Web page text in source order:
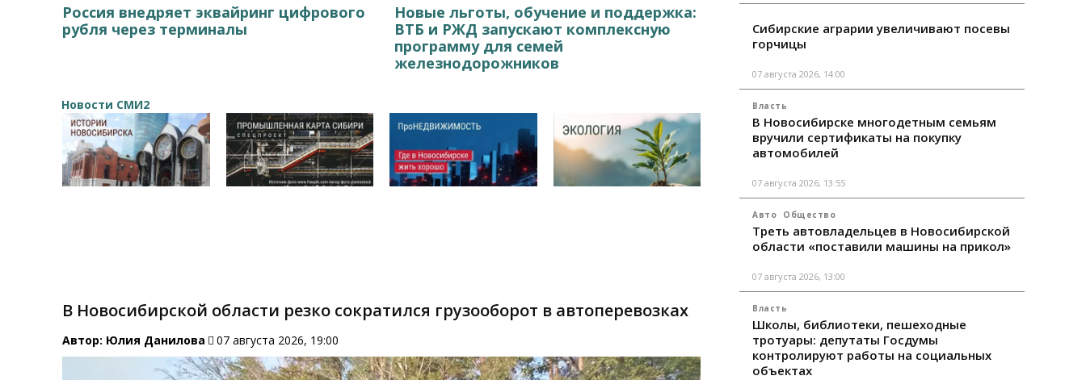
Россия внедряет эквайринг цифрового
рубля через терминалы
Новые льготы, обучение и поддержка:
ВТБ и РЖД запускают комплексную
программу для семей
железнодорожников
Новости СМИ2
В Новосибирской области резко сократился грузооборот в автоперевозках
Автор: Юлия Данилова 07 августа 2026, 19:00
Сибирские аграрии увеличивают посевы
горчицы
07 августа 2026, 14:00
Власть
В Новосибирске многодетным семьям
вручили сертификаты на покупку
автомобилей
07 августа 2026, 13:55
Авто Общество
Треть автовладельцев в Новосибирской
области «поставили машины на прикол»
07 августа 2026, 13:00
Власть
Школы, библиотеки, пешеходные
тротуары: депутаты Госдумы
контролируют работы на социальных
объектах